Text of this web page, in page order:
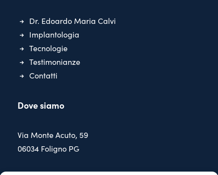
Dr. Edoardo Maria Calvi
Implantologia
Tecnologie
Testimonianze
Contatti
Dove siamo
Via Monte Acuto, 59
06034 Foligno PG